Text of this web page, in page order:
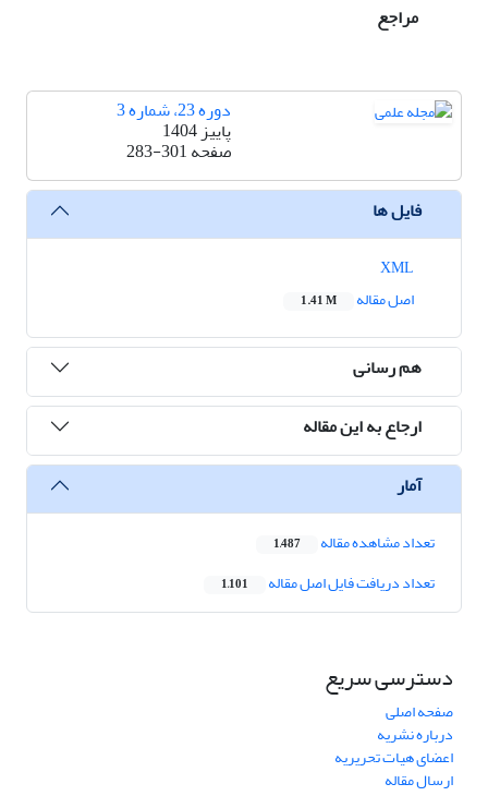
مراجع
دوره 23، شماره 3
پاییز 1404
صفحه283-301
فایل ها
اصل مقاله
1.41 M
هم رسانی
ارجاع به این مقاله
آمار
تعداد مشاهده مقاله 1,487
تعداد دریافت فایل اصل مقاله 1,101
دسترسی سریع
صفحه اصلی
درباره نشریه
اعضای هیات تحریریه
ارسال مقاله